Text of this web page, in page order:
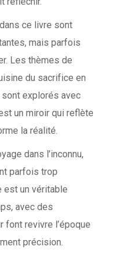
ce livre sont
mais parfois
Les thèmes de
du sacrifice en
explorés avec
un miroir qui reflète
la réalité.
dans l’inconnu,
parfois trop
est un véritable
avec des
font revivre l’époque
précision.